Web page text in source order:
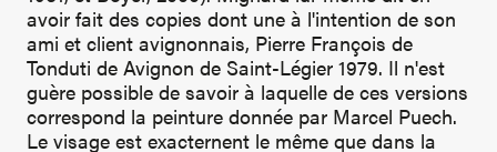
avoir fait des copies dont une à l'intention de son
ami et client avignonnais, Pierre François de
Tonduti de Avignon de Saint-Légier 1979. Il n'est
guère possible de savoir à laquelle de ces versions
correspond la peinture donnée par Marcel Puech.
Le visage est exacternent le même que dans la